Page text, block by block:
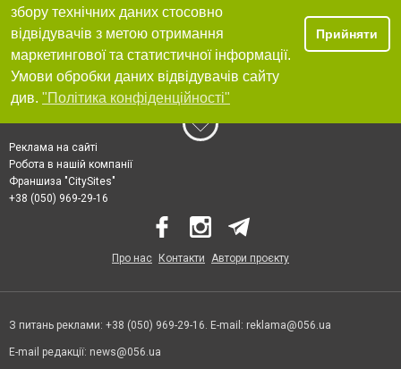
збору технічних даних стосовно
відвідувачів з метою отримання
маркетингової та статистичної інформації.
Умови обробки даних відвідувачів сайту
див. "Політика конфіденційності"
Прийняти
Реклама на сайті
Робота в нашій компанії
Франшиза "CitySites"
+38 (050) 969-29-16
Про нас Контакти Автори проєкту
З питань реклами: +38 (050) 969-29-16. E-mail: reklama@056.ua
E-mail редакції: news@056.ua